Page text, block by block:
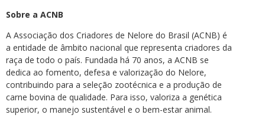
Sobre a ACNB
A Associação dos Criadores de Nelore do Brasil (ACNB) é
a entidade de âmbito nacional que representa criadores da
raça de todo o país. Fundada há 70 anos, a ACNB se
dedica ao fomento, defesa e valorização do Nelore,
contribuindo para a seleção zootécnica e a produção de
carne bovina de qualidade. Para isso, valoriza a genética
superior, o manejo sustentável e o bem-estar animal.